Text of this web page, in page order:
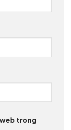
trong